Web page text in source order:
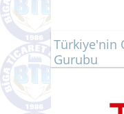
Türkiye'nin
Gurubu